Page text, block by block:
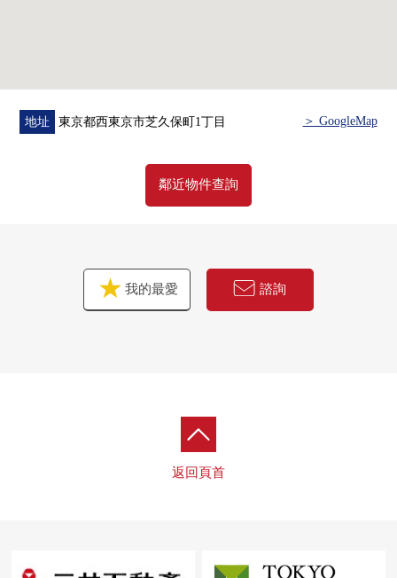
地址 東京都西東京市芝久保町1丁目 ＞ GoogleMap
鄰近物件查詢
我的最愛 諮詢
返回頁首